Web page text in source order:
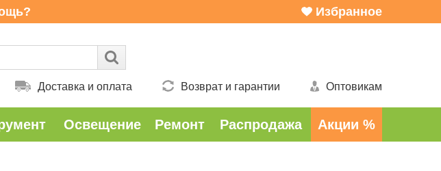
Избранное
Доставка и оплата Возврат и гарантии Оптовикам
Освещение Ремонт Распродажа Акции %